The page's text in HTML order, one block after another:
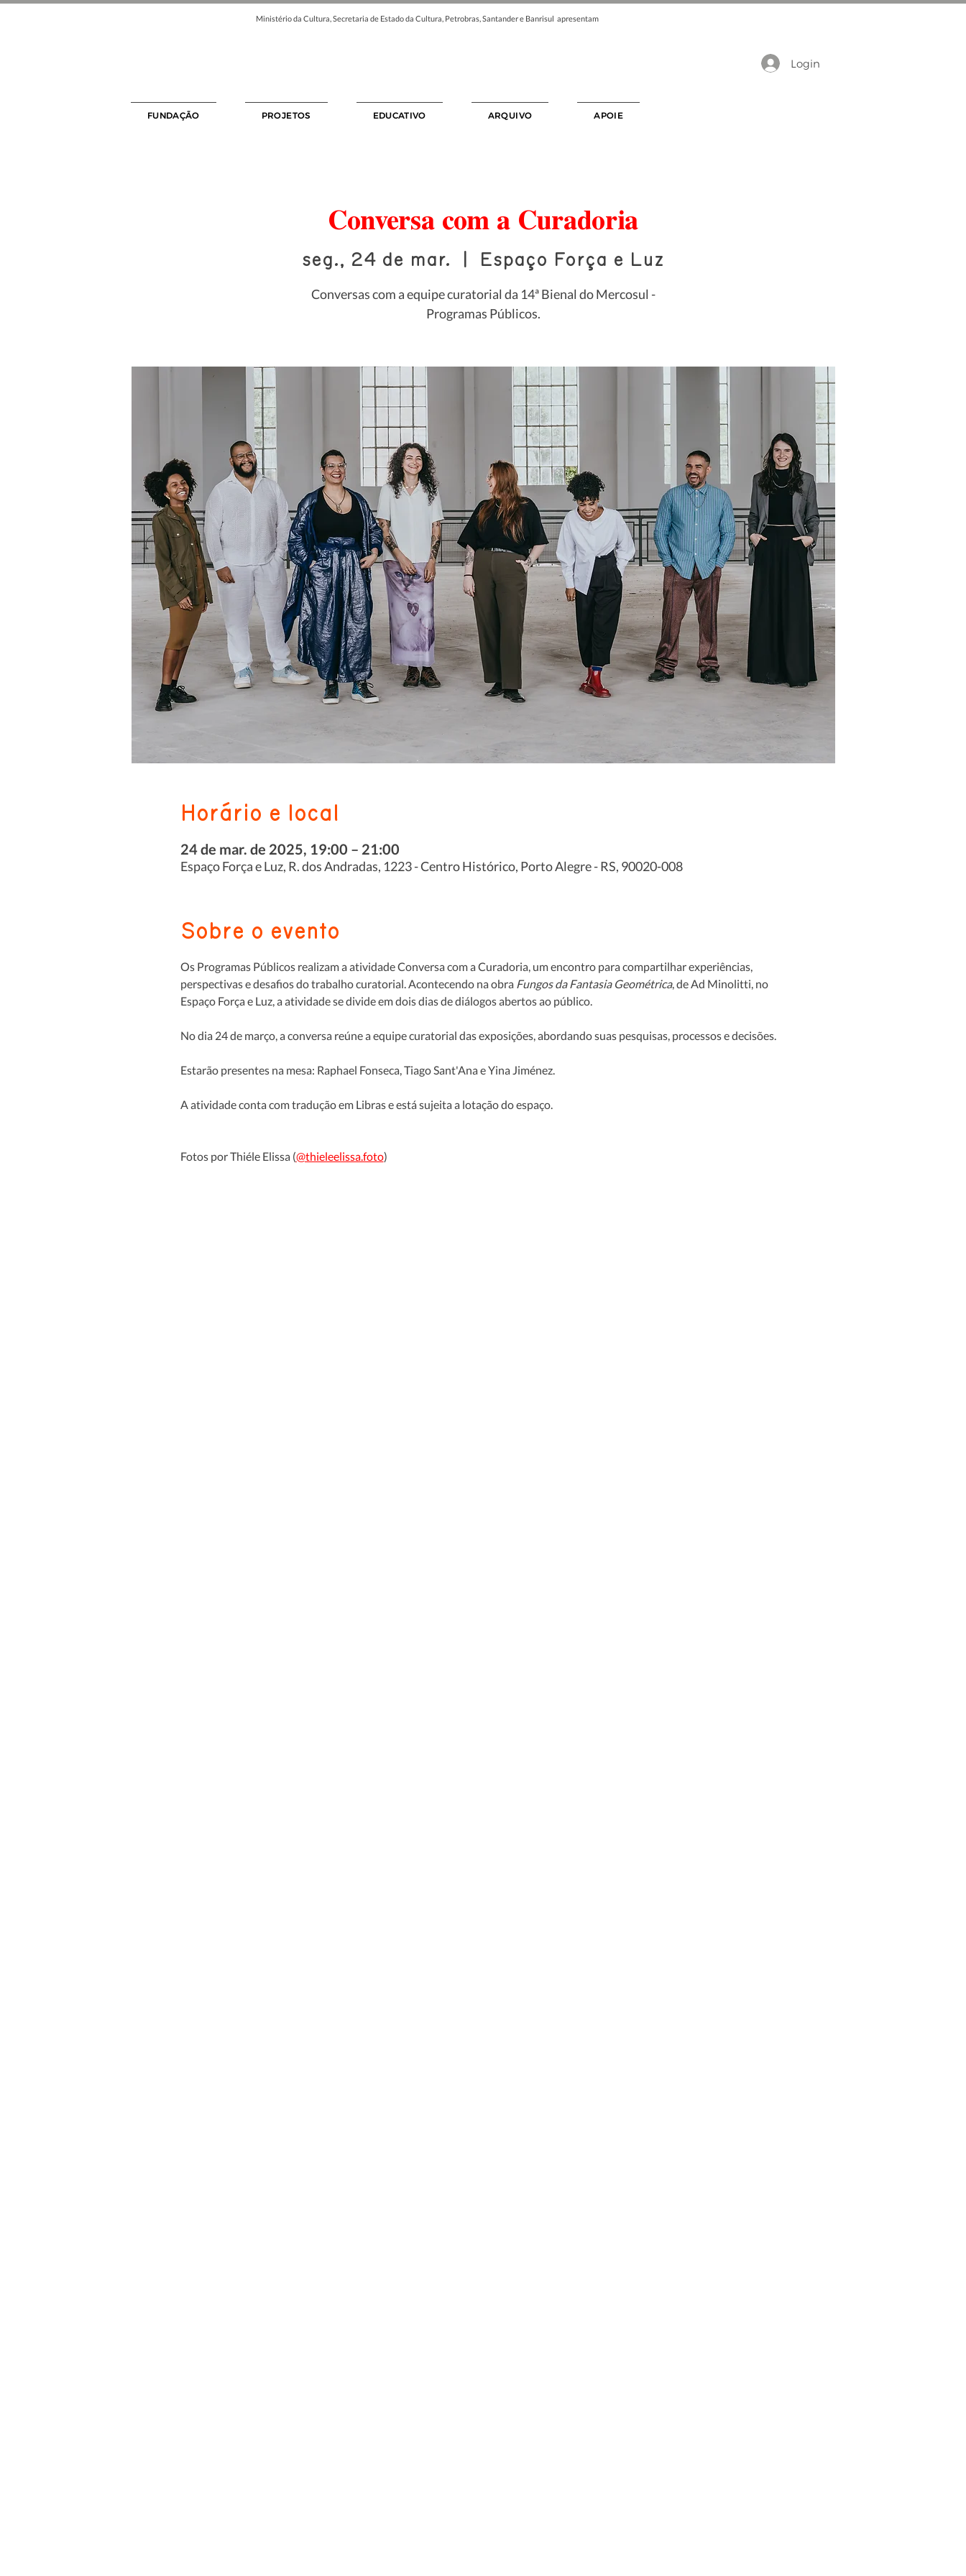
Ministério da Cultura, Secretaria de Estado da Cultura, Petrobras, Santander e Banrisul apresentam
Login
FUNDAÇÃO PROJETOS EDUCATIVO ARQUIVO APOIE
Conversa com a Curadoria
seg., 24 de mar. Espaço Força e Luz
Conversas com a equipe curatorial da 14ª Bienal do Mercosul -
Programas Públicos.
Horário e local
24 de mar. de 2025, 19:00 – 21:00
Espaço Força e Luz, R. dos Andradas, 1223 - Centro Histórico, Porto Alegre - RS, 90020-008
Sobre o evento
Os Programas Públicos realizam a atividade Conversa com a Curadoria, um encontro para compartilhar experiências,
perspectivas e desafios do trabalho curatorial. Acontecendo na obra Fungos da Fantasia Geométrica, de Ad Minolitti, no
Espaço Força e Luz, a atividade se divide em dois dias de diálogos abertos ao público.
No dia 24 de março, a conversa reúne a equipe curatorial das exposições, abordando suas pesquisas, processos e decisões.
Estarão presentes na mesa: Raphael Fonseca, Tiago Sant'Ana e Yina Jiménez.
A atividade conta com tradução em Libras e está sujeita a lotação do espaço.
Fotos por Thiéle Elissa (@thieleelissa.foto)